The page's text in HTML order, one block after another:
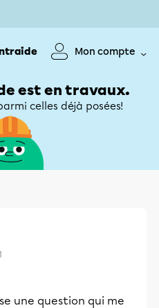
Mon compte
est en travaux.
celles déjà posées!
une question qui me